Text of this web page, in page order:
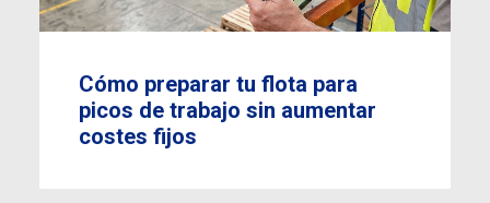
Cómo preparar tu flota para
picos de trabajo sin aumentar
costes fijos